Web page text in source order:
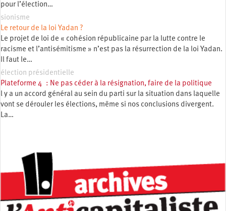
pour l’élection…
sionisme
Le retour de la loi Yadan ?
Le projet de loi de « cohésion républicaine par la lutte contre le
racisme et l’antisémitisme » n’est pas la résurrection de la loi Yadan.
Il faut le…
élection présidentielle
Plateforme 4 : Ne pas céder à la résignation, faire de la politique
l y a un accord général au sein du parti sur la situation dans laquelle
vont se dérouler les élections, même si nos conclusions divergent.
La…